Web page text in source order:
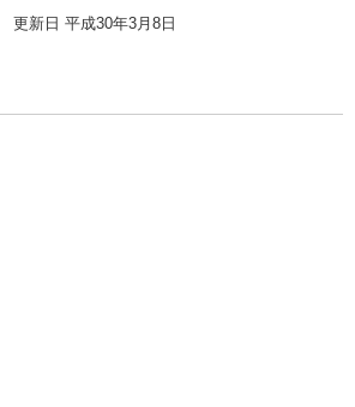
更新日 平成30年3月8日